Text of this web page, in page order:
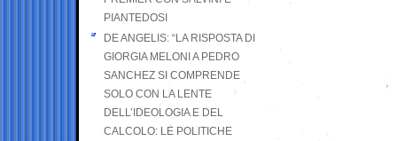
PIANTEDOSI
DE ANGELIS: “LA RISPOSTA DI
GIORGIA MELONI A PEDRO
SANCHEZ SI COMPRENDE
SOLO CON LA LENTE
DELL’IDEOLOGIA E DEL
CALCOLO: LE POLITICHE